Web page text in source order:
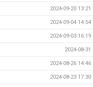
2024-09-20 13:21
2024-09-04 14:54
2024-09-03 16:19
2024-08-31
2024-08-26 14:46
2024-08-23 17:30